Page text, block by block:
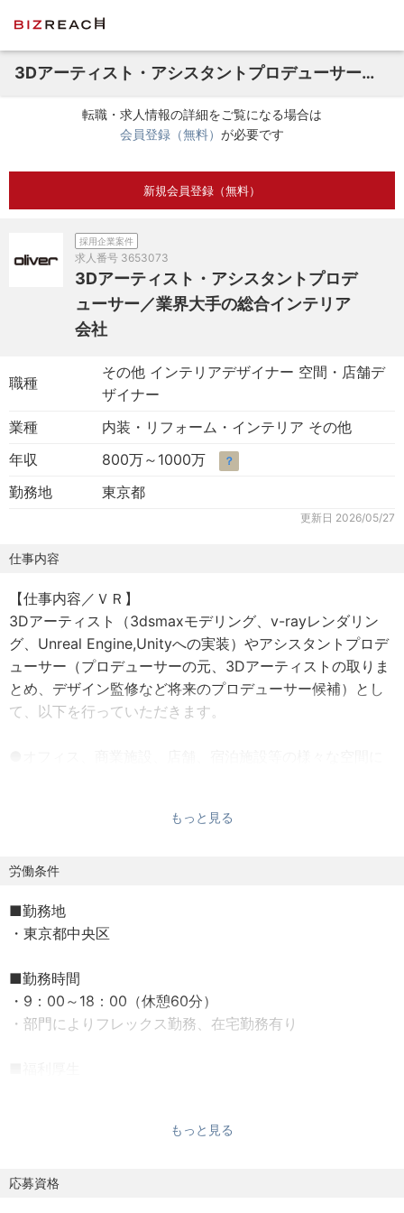
3Dアーティスト・アシスタントプロデューサー／業界大手の総合インテリア会社
転職・求人情報の詳細をご覧になる場合は
会員登録（無料） が必要です
新規会員登録（無料）
採用企業案件
求人番号 3653073
3Dアーティスト・アシスタントプロデ
ューサー／業界大手の総合インテリア
会社
職種
その他 インテリアデザイナー 空間・店舗デ
ザイナー
業種
内装・リフォーム・インテリア その他
年収
800万～1000万 ？
勤務地 東京都
更新日 2026/05/27
仕事内容
【仕事内容／ＶＲ】
3Dアーティスト​（3dsmaxモデリング、v-rayレンダリン
グ、Unreal Engine,Unityへの実装​）やアシスタントプロデ
ューサー​（プロデューサーの元、3Dアーティストの取りま
とめ、デザイン監修など将来のプロデューサー候補​）とし
て、以下を行っていただきます。
●3Dソフトを使用し高品質な空間パースの作成及び動画作
●メタバースを活用したインテリアデザインの提案および
●クライアントと共同でリアルタイムにデザインを調整、
確認作業​
ブなプレゼンテーションの実施​
【会社紹介】
VRでの提案やIoT家具、オンライン受発注管理システムなど
組み合わせることで、唯一無二の総合インテリア会社を目
もっと見る
労働条件
■勤務地
・東京都中央区
■勤務時間
・9：00～18：00（休憩60分）
・部門によりフレックス勤務、在宅勤務有り
・通勤手当
もっと見る
応募資格